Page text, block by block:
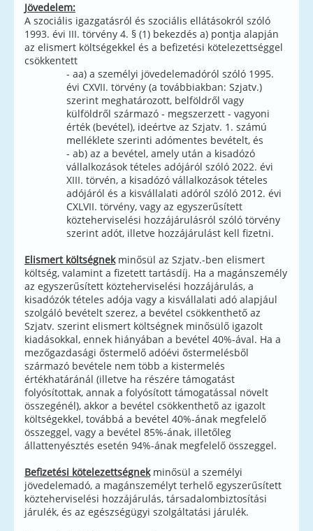
Jövedelem:
A szociális igazgatásról és szociális ellátásokról szóló
1993. évi III. törvény 4. § (1) bekezdés a) pontja alapján
az elismert költségekkel és a befizetési kötelezettséggel
csökkentett
- aa) a személyi jövedelemadóról szóló 1995.
évi CXVII. törvény (a továbbiakban: Szjatv.)
szerint meghatározott, belföldről vagy
külföldről származó - megszerzett - vagyoni
érték (bevétel), ideértve az Szjatv. 1. számú
melléklete szerinti adómentes bevételt, és
- ab) az a bevétel, amely után a kisadózó
vállalkozások tételes adójáról szóló 2022. évi
XIII. törvén, a kisadózó vállalkozások tételes
adójáról és a kisvállalati adóról szóló 2012. évi
CXLVII. törvény, vagy az egyszerűsített
közteherviselési hozzájárulásról szóló törvény
szerint adót, illetve hozzájárulást kell fizetni.
Elismert költségnekminősül az Szjatv.-ben elismert
költség, valamint a fizetett tartásdíj. Ha a magánszemély
az egyszerűsített közteherviselési hozzájárulás, a
kisadózók tételes adója vagy a kisvállalati adó alapjául
szolgáló bevételt szerez, a bevétel csökkenthető az
Szjatv. szerint elismert költségnek minősülő igazolt
kiadásokkal, ennek hiányában a bevétel 40%-ával. Ha a
mezőgazdasági őstermelő adóévi őstermelésből
származó bevétele nem több a kistermelés
értékhatáránál (illetve ha részére támogatást
folyósítottak, annak a folyósított támogatással növelt
összegénél), akkor a bevétel csökkenthető az igazolt
költségekkel, továbbá a bevétel 40%-ának megfelelő
összeggel, vagy a bevétel 85%-ának, illetőleg
állattenyésztés esetén 94%-ának megfelelő összeggel.
Befizetési kötelezettségnekminősül a személyi
jövedelemadó, a magánszemélyt terhelő egyszerűsített
közteherviselési hozzájárulás, társadalombiztosítási
járulék, és az egészségügyi szolgáltatási járulék.